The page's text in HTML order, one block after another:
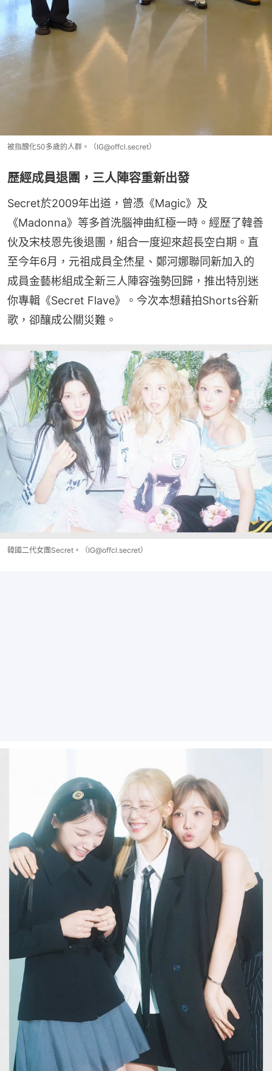
被指醜化50多歲的人群。（IG@offcl.secret）
歷經成員退團，三人陣容重新出發
Secret於2009年出道，曾憑《Magic》及
《Madonna》等多首洗腦神曲紅極一時。經歷了韓善
伙及宋枝恩先後退團，組合一度迎來超長空白期。直
至今年6月，元祖成員全烋星、鄭河娜聯同新加入的
成員金藝彬組成全新三人陣容強勢回歸，推出特別迷
你專輯《Secret Flave》。今次本想藉拍Shorts谷新
歌，卻釀成公關災難。
韓國二代女團Secret。（IG@offcl.secret）